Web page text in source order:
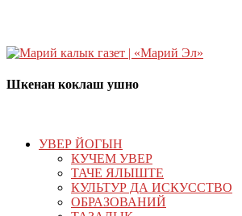
Шкенан коклаш ушно
УВЕР ЙОГЫН
КУЧЕМ УВЕР
ТАЧЕ ЯЛЫШТЕ
КУЛЬТУР ДА ИСКУССТВО
ОБРАЗОВАНИЙ